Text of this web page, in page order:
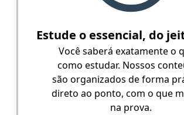
Estude o essencial, do
Você saberá exatamente o
como estudar. Nossos
são organizados de forma
direto ao ponto, com o que
na prova.